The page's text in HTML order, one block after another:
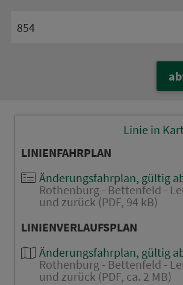
Linie in
LINIENFAHRPLAN
Änderungsfahrplan, gültig
Rothenburg - Bettenfeld -
und zurück (PDF, 94 kB)
LINIENVERLAUFSPLAN
Änderungsfahrplan, gültig
Rothenburg - Bettenfeld -
und zurück (PDF, ca. 2 MB)